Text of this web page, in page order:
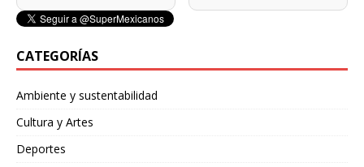
CATEGORÍAS
Ambiente y sustentabilidad
Cultura y Artes
Deportes